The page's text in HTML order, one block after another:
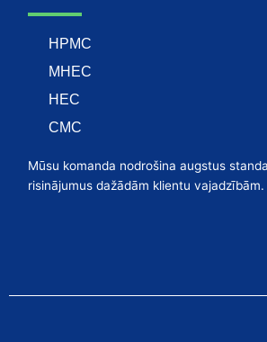
HPMC
MHEC
HEC
CMC
Mūsu komanda nodrošina augstus
risinājumus dažādām klientu vajadzībām.